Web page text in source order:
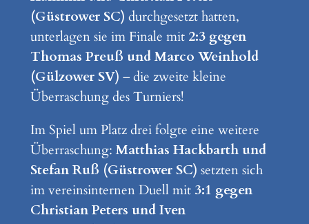
(Güstrower SC) durchgesetzt hatten,
unterlagen sie im Finale mit 2:3 gegen
Thomas Preuß und Marco Weinhold
(Gülzower SV) – die zweite kleine
Überraschung des Turniers!
Im Spiel um Platz drei folgte eine weitere
Überraschung: Matthias Hackbarth und
Stefan Ruß (Güstrower SC) setzten sich
im vereinsinternen Duell mit3:1 gegen
Christian Peters und Iven